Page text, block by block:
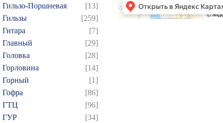
Гильзо-Поршневая
[13]
Гильзы
[259]
Гитара
[7]
Главный
[29]
Головка
[28]
Горловина
[14]
Горный
[1]
Гофра
[86]
ГТЦ
[96]
ГУР
[34]